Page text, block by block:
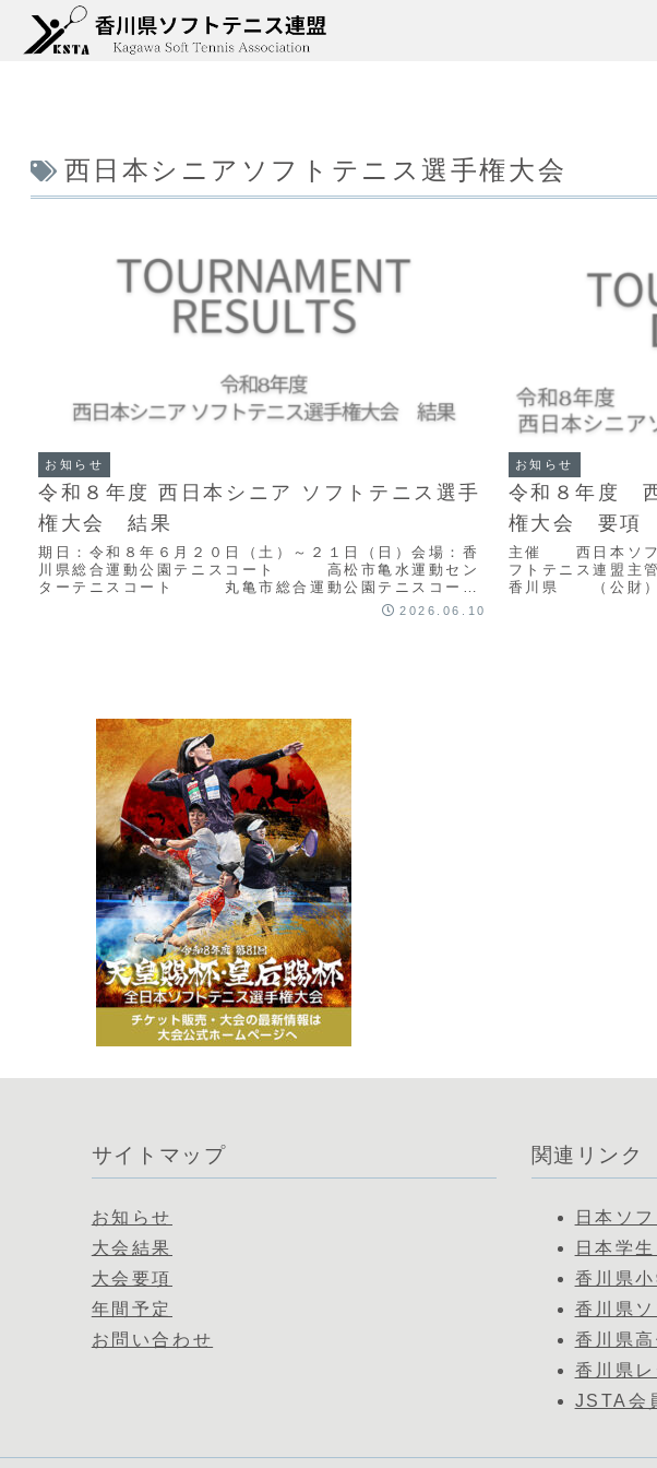
西日本シニアソフトテニス選手権大会
お知らせ
令和８年度 西日本シニア ソフトテニス選手
権大会 結果
期日：令和８年６月２０日（土）～２１日（日）会場：香
川県総合運動公園テニスコート 高松市亀水運動セン
ターテニスコート 丸亀市総合運動公園テニスコート
主催：西日本ソフトテニス連盟共催：（公財）日...2026.06.10
お知らせ
令和８年度
権大会 要項
主催 西日本ソフ
フトテニス連盟
香川県 （公財
亀市日程 ２０２
サイトマップ
お知らせ
大会結果
大会要項
年間予定
お問い合わせ
関連リンク
日本ソ
日本学
香川県
香川県
香川県
香川県
JSTA会